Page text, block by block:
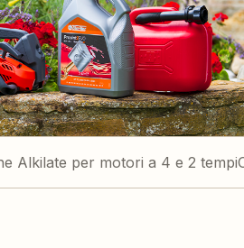
Alkilate per motori a 4 e 2 tempi